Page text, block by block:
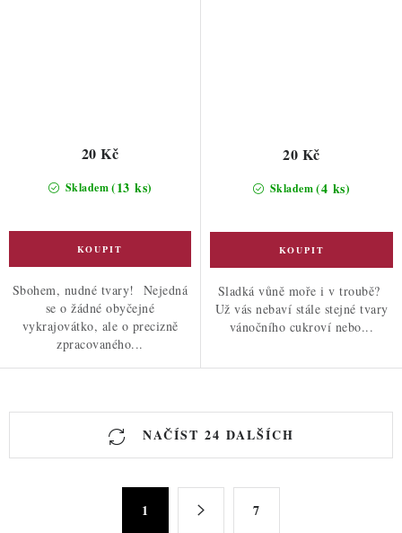
Skladem(13 ks)
20 Kč
Sbohem, nudné tvary! Nejedná
se o žádné obyčejné
vykrajovátko, ale o precizně
zpracovaného...
Skladem(4 ks)
20 Kč
Sladká vůně moře i v troubě?
Už vás nebaví stále stejné tvary
vánočního cukroví nebo...
O
l
NAČÍST 24 DALŠÍCH
1 7